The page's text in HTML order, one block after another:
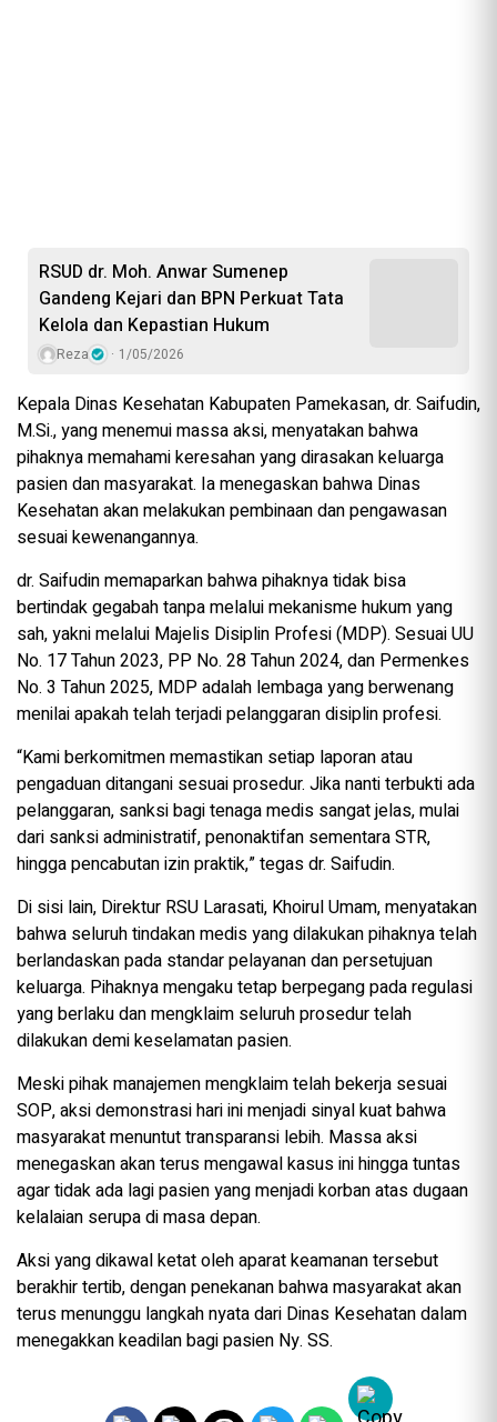
RSUD dr. Moh. Anwar Sumenep
Gandeng Kejari dan BPN Perkuat Tata
Kelola dan Kepastian Hukum
Reza 1/05/2026
Kepala Dinas Kesehatan Kabupaten Pamekasan, dr. Saifudin,
M.Si., yang menemui massa aksi, menyatakan bahwa
pihaknya memahami keresahan yang dirasakan keluarga
pasien dan masyarakat. Ia menegaskan bahwa Dinas
Kesehatan akan melakukan pembinaan dan pengawasan
sesuai kewenangannya.
dr. Saifudin memaparkan bahwa pihaknya tidak bisa
bertindak gegabah tanpa melalui mekanisme hukum yang
sah, yakni melalui Majelis Disiplin Profesi (MDP). Sesuai UU
No. 17 Tahun 2023, PP No. 28 Tahun 2024, dan Permenkes
No. 3 Tahun 2025, MDP adalah lembaga yang berwenang
menilai apakah telah terjadi pelanggaran disiplin profesi.
“Kami berkomitmen memastikan setiap laporan atau
pengaduan ditangani sesuai prosedur. Jika nanti terbukti ada
pelanggaran, sanksi bagi tenaga medis sangat jelas, mulai
dari sanksi administratif, penonaktifan sementara STR,
hingga pencabutan izin praktik,” tegas dr. Saifudin.
Di sisi lain, Direktur RSU Larasati, Khoirul Umam, menyatakan
bahwa seluruh tindakan medis yang dilakukan pihaknya telah
berlandaskan pada standar pelayanan dan persetujuan
keluarga. Pihaknya mengaku tetap berpegang pada regulasi
yang berlaku dan mengklaim seluruh prosedur telah
dilakukan demi keselamatan pasien.
Meski pihak manajemen mengklaim telah bekerja sesuai
SOP, aksi demonstrasi hari ini menjadi sinyal kuat bahwa
masyarakat menuntut transparansi lebih. Massa aksi
menegaskan akan terus mengawal kasus ini hingga tuntas
agar tidak ada lagi pasien yang menjadi korban atas dugaan
kelalaian serupa di masa depan.
Aksi yang dikawal ketat oleh aparat keamanan tersebut
berakhir tertib, dengan penekanan bahwa masyarakat akan
terus menunggu langkah nyata dari Dinas Kesehatan dalam
menegakkan keadilan bagi pasien Ny. SS.